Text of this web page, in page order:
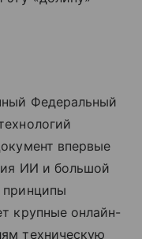
Федеральный
впервые
ИИ и большой
принципы
крупные онлайн-
техническую